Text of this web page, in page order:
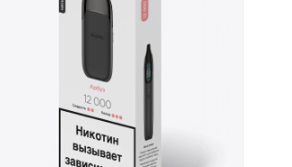
Стандартный / Буст
Металлический